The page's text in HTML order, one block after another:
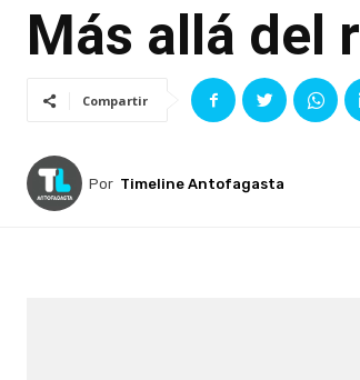
Más allá del
Compartir
Por Timeline Antofagasta